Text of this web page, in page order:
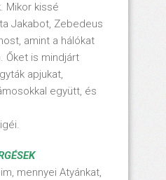
Mikor kissé
Jakabot, Zebedeus
amint a hálókat
Őket is mindjárt
apjukat,
együtt, és
mennyei Atyánkat,